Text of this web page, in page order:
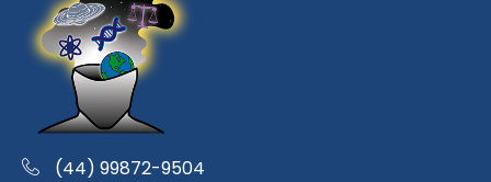
(44) 99872-9504